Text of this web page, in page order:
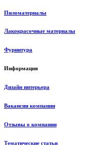
Пиломатериалы
Лакокрасочные материалы
Фурнитура
Информация
Дизайн интерьера
Вакансии компании
Отзывы о компании
Тематические статьи